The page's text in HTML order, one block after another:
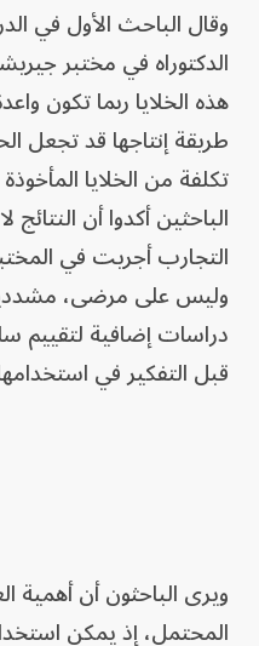
وقال الباحث الأول في
الدكتوراه في مختبر
هذه الخلايا ربما تكون
طريقة إنتاجها قد تجعل
تكلفة من الخلايا
الباحثين أكدوا أن
التجارب أجريت في
وليس على مرضى،
دراسات إضافية لتقييم
قبل التفكير في
ويرى الباحثون أن أهمية
المحتمل، إذ يمكن